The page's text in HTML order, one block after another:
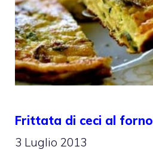
Frittata di ceci al forno
3 Luglio 2013